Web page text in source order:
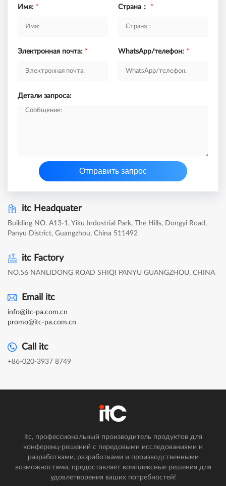
Имя: * Страна： *
Электронная почта: * WhatsApp/телефон: *
Детали запроса:
Отправить запрос
itc Headquater
Building NO. A13-1, Yiku Industrial Park, The Hills, Dongyi Road,
Panyu District, Guangzhou, China 511492
itc Factory
NO.56 NANLIDONG ROAD SHIQI PANYU GUANGZHOU, CHINA
Email itc
info@itc-pa.com.cn
promo@itc-pa.com.cn
Call itc
+86-020-3937 8749
itc, профессиональный производитель продуктов для
конференц-решений с передовыми исследованиями и
разработками, разработками и производственными
возможностями, предоставляет комплексные решения для
удовлетворения ваших потребностей!